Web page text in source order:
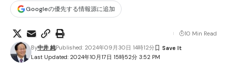
Googleの優先する情報源に追加
Last Updated: 2024年10月17日 15時52分 3:52 PM
By中井 純Published: 2024年09月30日 14時12分
10 Min Read